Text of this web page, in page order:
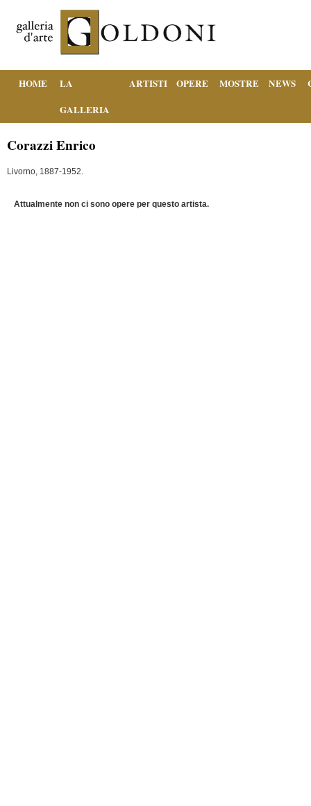
HOME
LA
GALLERIA
ARTISTI OPERE MOSTRE NEWS
Corazzi Enrico
Livorno, 1887-1952.
Attualmente non ci sono opere per questo artista.